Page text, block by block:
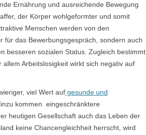
Ernährung und ausreichende Bewegung
der Körper wohlgeformter und somit
Menschen werden von den
für das Bewerbungsgespräch, sondern auch
besseren sozialen Status. Zugleich bestimmt
Arbeitslosigkeit wirkt sich negativ auf
viel Wert aufgesunde und
kommen eingeschränktere
heutigen Gesellschaft auch das Leben der
keine Chancengleichheit herrscht, wird